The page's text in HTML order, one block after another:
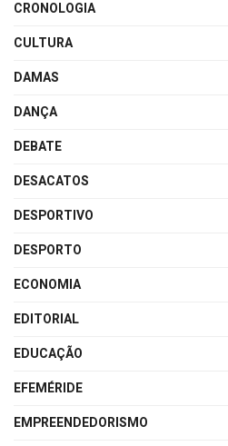
CRONOLOGIA
CULTURA
DAMAS
DANÇA
DEBATE
DESACATOS
DESPORTIVO
DESPORTO
ECONOMIA
EDITORIAL
EDUCAÇÃO
EFEMÉRIDE
EMPREENDEDORISMO